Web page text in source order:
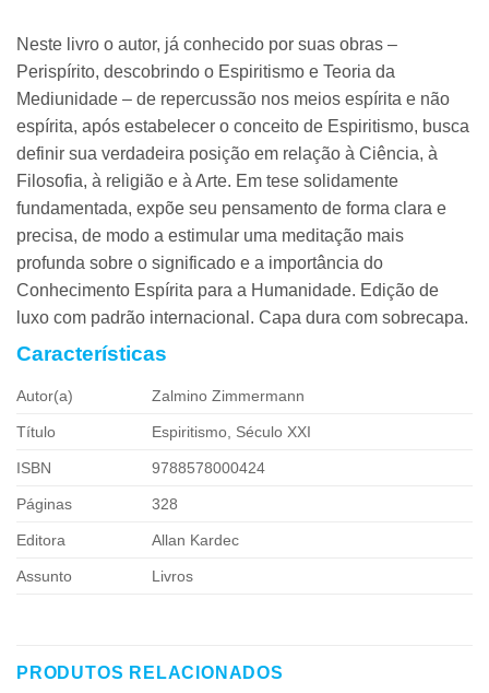
Neste livro o autor, já conhecido por suas obras –
Perispírito, descobrindo o Espiritismo e Teoria da
Mediunidade – de repercussão nos meios espírita e não
espírita, após estabelecer o conceito de Espiritismo, busca
definir sua verdadeira posição em relação à Ciência, à
Filosofia, à religião e à Arte. Em tese solidamente
fundamentada, expõe seu pensamento de forma clara e
precisa, de modo a estimular uma meditação mais
profunda sobre o significado e a importância do
Conhecimento Espírita para a Humanidade. Edição de
luxo com padrão internacional. Capa dura com sobrecapa.
Características
Autor(a) Zalmino Zimmermann
Título Espiritismo, Século XXI
ISBN 9788578000424
Páginas 328
Editora Allan Kardec
Assunto Livros
PRODUTOS RELACIONADOS